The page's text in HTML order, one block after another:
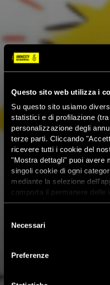
Questo sito web utilizza i
Su questo sito usiamo
statistici e di profilazione
personalizzazione degli
terze parti. Cliccando
ricevere tutti i cookie del
"Mostra dettagli" puoi avere
singoli cookie di ogni
mediante la selezione
comporta il permanere delle
dunque la continuazione
dei cookie attivi sul sito
delNecessari
Preferenze
Messico,